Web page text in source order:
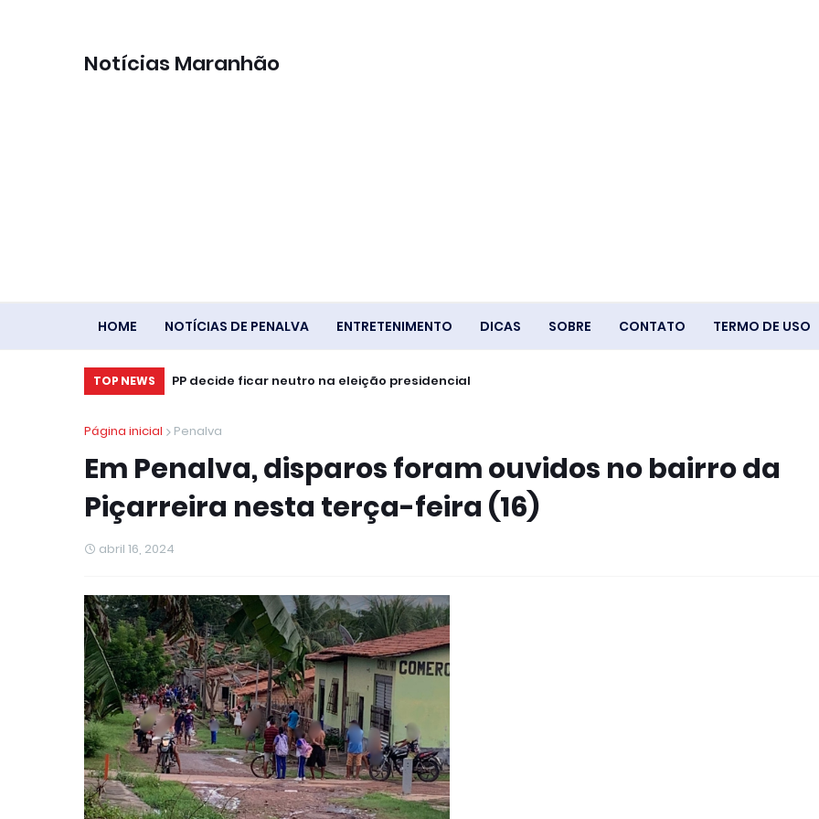
Notícias Maranhão
HOME NOTÍCIAS DE PENALVA ENTRETENIMENTO DICAS SOBRE CONTATO TERMO DE USO
TOP NEWS PP decide ficar neutro na eleição presidencial
Página inicial Penalva
Em Penalva, disparos foram ouvidos no bairro da
Piçarreira nesta terça-feira (16)
abril 16, 2024